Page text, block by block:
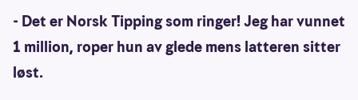
- Det er Norsk Tipping som ringer! Jeg har vunnet
1 million, roper hun av glede mens latteren sitter
løst.